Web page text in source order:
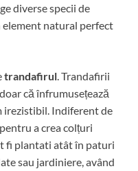
diverse specii de
element natural perfect
trandafirul . Trandafirii
că înfrumusețează
irezistibil. Indiferent de
a crea colțuri
fi plantati atât în paturi
sau jardiniere, având